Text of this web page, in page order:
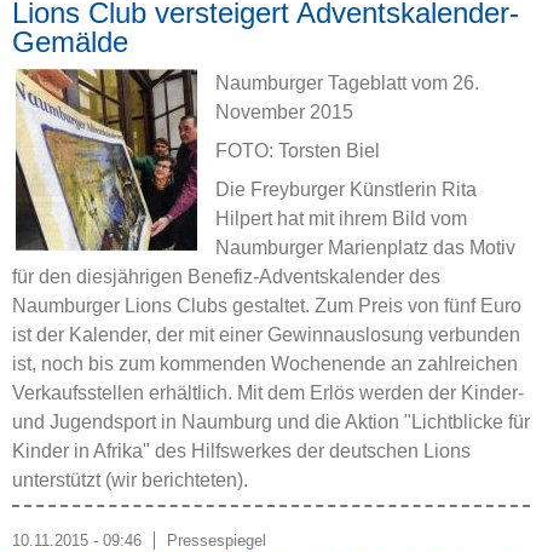
Lions Club versteigert Adventskalender-
Gemälde
Naumburger Tageblatt vom 26.
November 2015
FOTO: Torsten Biel
Die Freyburger Künstlerin Rita
Hilpert hat mit ihrem Bild vom
Naumburger Marienplatz das Motiv
für den diesjährigen Benefiz-Adventskalender des
Naumburger Lions Clubs gestaltet. Zum Preis von fünf Euro
ist der Kalender, der mit einer Gewinnauslosung verbunden
ist, noch bis zum kommenden Wochenende an zahlreichen
Verkaufsstellen erhältlich. Mit dem Erlös werden der Kinder-
und Jugendsport in Naumburg und die Aktion "Lichtblicke für
Kinder in Afrika" des Hilfswerkes der deutschen Lions
unterstützt (wir berichteten).
10.11.2015 - 09:46 Pressespiegel